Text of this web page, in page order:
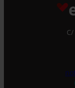
Si quieres
y los
ofrecemos
este
alta en
al tanto de